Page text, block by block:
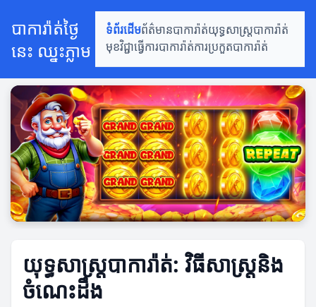
បាការ៉ាត់ថ្ងៃ
នេះ ឈ្នះភ្លាម
ទំព័រដើមព័ត៌មានបាការ៉ាត់យុទ្ធសាស្ត្របាការ៉ាត់
មុខវិជ្ជាធ្វើការបាការ៉ាត់ការប្រកួតបាការ៉ាត់
យុទ្ធសាស្ត្របាការ៉ាត់: វិធីសាស្ត្រនិង
ចំណេះដឹង